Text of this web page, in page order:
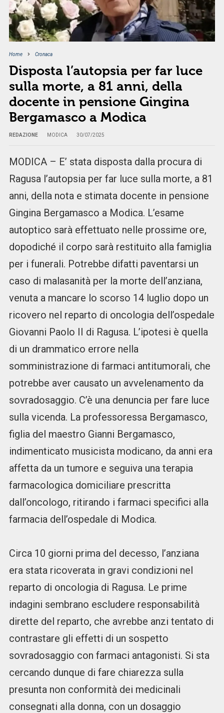
Home Cronaca
Disposta l’autopsia per far luce
sulla morte, a 81 anni, della
docente in pensione Gingina
Bergamasco a Modica
REDAZIONE MODICA 30/07/2025
MODICA – E’ stata disposta dalla procura di
Ragusa l’autopsia per far luce sulla morte, a 81
anni, della nota e stimata docente in pensione
Gingina Bergamasco a Modica. L’esame
autoptico sarà effettuato nelle prossime ore,
dopodiché il corpo sarà restituito alla famiglia
per i funerali. Potrebbe difatti paventarsi un
caso di malasanità per la morte dell’anziana,
venuta a mancare lo scorso 14 luglio dopo un
ricovero nel reparto di oncologia dell’ospedale
Giovanni Paolo II di Ragusa. L’ipotesi è quella
di un drammatico errore nella
somministrazione di farmaci antitumorali, che
potrebbe aver causato un avvelenamento da
sovradosaggio. C’è una denuncia per fare luce
sulla vicenda. La professoressa Bergamasco,
figlia del maestro Gianni Bergamasco,
indimenticato musicista modicano, da anni era
affetta da un tumore e seguiva una terapia
farmacologica domiciliare prescritta
dall’oncologo, ritirando i farmaci specifici alla
farmacia dell’ospedale di Modica.
Circa 10 giorni prima del decesso, l’anziana
era stata ricoverata in gravi condizioni nel
reparto di oncologia di Ragusa. Le prime
indagini sembrano escludere responsabilità
dirette del reparto, che avrebbe anzi tentato di
contrastare gli effetti di un sospetto
sovradosaggio con farmaci antagonisti. Si sta
cercando dunque di fare chiarezza sulla
presunta non conformità dei medicinali
consegnati alla donna, con un dosaggio